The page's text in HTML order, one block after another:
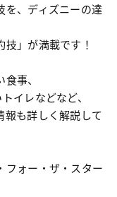
を、ディズニーの達
」が満載です！
事、
イレなどなど、
報も詳しく解説して
フォー・ザ・スター